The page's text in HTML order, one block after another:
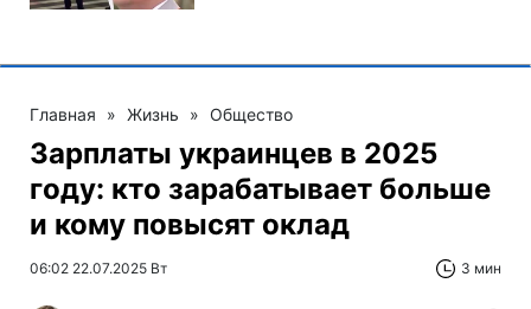
Главная » Жизнь » Общество
Зарплаты украинцев в 2025
году: кто зарабатывает больше
и кому повысят оклад
06:02 22.07.2025 Вт 3 мин